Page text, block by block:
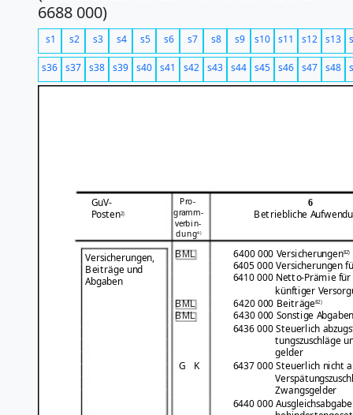
6688 000)
s1 s2 s3 s4 s5 s6 s7 s8 s9 s10 s11 s12 s13
s36 s37 s38 s39 s40 s41 s42 s43 s44 s45 s46 s47 s48
GuV- Pro- 6
gramm-
Posten2) Betriebliche
verbin-
dung4)
BML 6400 000 Versicherungen82)
Versicherungen,
Beiträge und
6405 000 Versicherungen
6410 000 Netto-Prämie für
Abgaben
künftiger
BML 6420 000 Beiträge82)
BML
6430 000 Sonstige
6436 000 Steuerlich
tungszuschläge
gelder
G
K
6437 000 Steuerlich nicht
Zwangsgelder
6440 000